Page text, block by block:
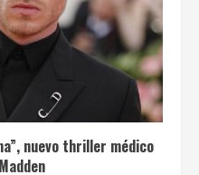
nuevo thriller médico